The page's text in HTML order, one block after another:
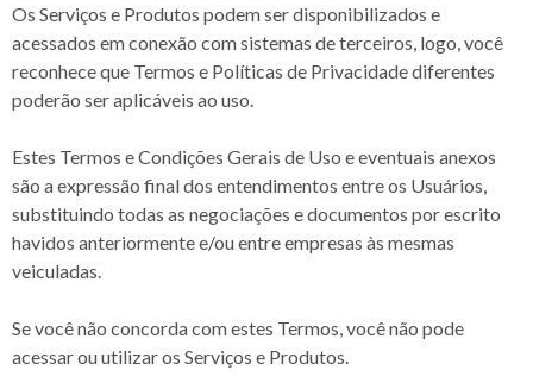
Os Serviços e Produtos podem ser disponibilizados e
acessados em conexão com sistemas de terceiros, logo, você
reconhece que Termos e Políticas de Privacidade diferentes
poderão ser aplicáveis ao uso.
Estes Termos e Condições Gerais de Uso e eventuais anexos
são a expressão final dos entendimentos entre os Usuários,
substituindo todas as negociações e documentos por escrito
havidos anteriormente e/ou entre empresas às mesmas
veiculadas.
Se você não concorda com estes Termos, você não pode
acessar ou utilizar os Serviços e Produtos.